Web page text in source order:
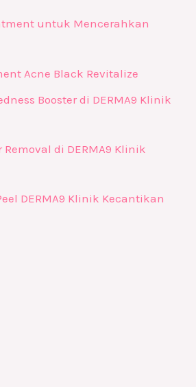
untuk Mencerahkan
Acne Black Revitalize
Booster di DERMA9 Klinik
di DERMA9 Klinik
DERMA9 Klinik Kecantikan